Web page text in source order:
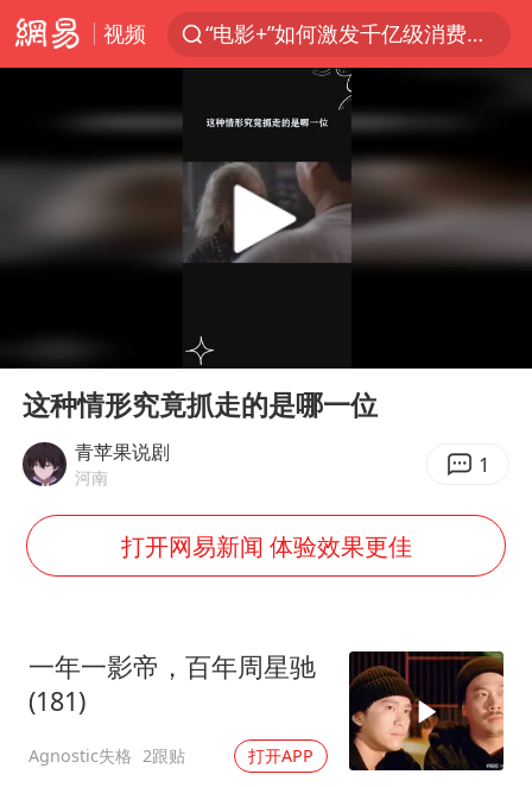
视频
“电影+”如何激发千亿级消费新活力？
秋天的第一杯奶茶怎么选
上海：台风白海豚或将带来龙卷风
四川宜宾高县4.9级地震致1死
38岁演员求职万岁山NPC成功
胡彦斌获《歌手2026》歌王
U17国足三连胜晋级明日之星半决赛
东航：国内客票提前14天免费退改
名创优品回应女子吐槽内裤质量差
日本试射“战斧”导弹，国防部回应
Play
00:00
这种情形究竟抓走的是哪一位
青苹果说剧
河南 1
打开网易新闻 体验效果更佳
一年一影帝，百年周星驰
(181)
Agnostic失格 2跟贴 打开APP